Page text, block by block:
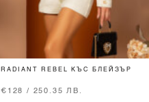
RADIANT REBEL КЪС БЛЕЙЗЪР
€128 / 250.35 ЛВ.